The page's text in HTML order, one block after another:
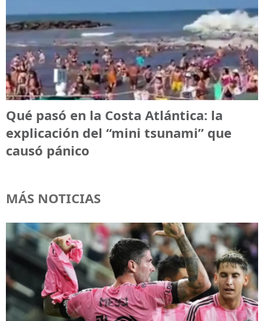
Qué pasó en la Costa Atlántica: la
explicación del “mini tsunami” que
causó pánico
MÁS NOTICIAS